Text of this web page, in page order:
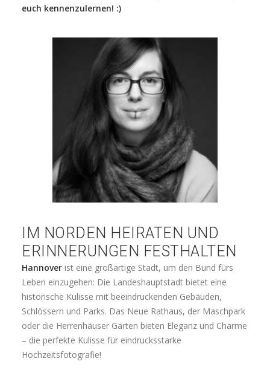
euch kennenzulernen! :)
IM NORDEN HEIRATEN UND
ERINNERUNGEN FESTHALTEN
Hannover ist eine großartige Stadt, um den Bund fürs
Leben einzugehen: Die Landeshauptstadt bietet eine
historische Kulisse mit beeindruckenden Gebäuden,
Schlössern und Parks. Das Neue Rathaus, der Maschpark
oder die Herrenhäuser Gärten bieten Eleganz und Charme
– die perfekte Kulisse für eindrucksstarke
Hochzeitsfotografie!